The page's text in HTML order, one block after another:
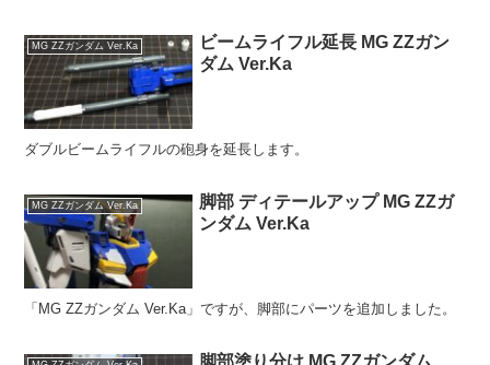
MG ZZガンダム Ver.Ka
ビームライフル延長 MG ZZガン
ダム Ver.Ka
ダブルビームライフルの砲身を延長します。
MG ZZガンダム Ver.Ka
脚部 ディテールアップ MG ZZガ
ンダム Ver.Ka
「MG ZZガンダム Ver.Ka」ですが、脚部にパーツを追加しました。
脚部塗り分け MG ZZガンダム